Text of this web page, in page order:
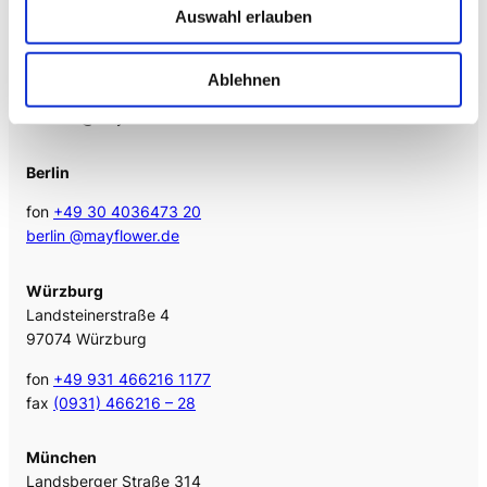
Auswahl erlauben
Ablehnen
mayflower.de
Berlin
fon +49 30 4036473 20
berlin @mayflower.de
Würzburg
Landsteinerstraße 4
97074 Würzburg
fon +49 931 466216 1177
fax (0931) 466216 – 28
München
Landsberger Straße 314